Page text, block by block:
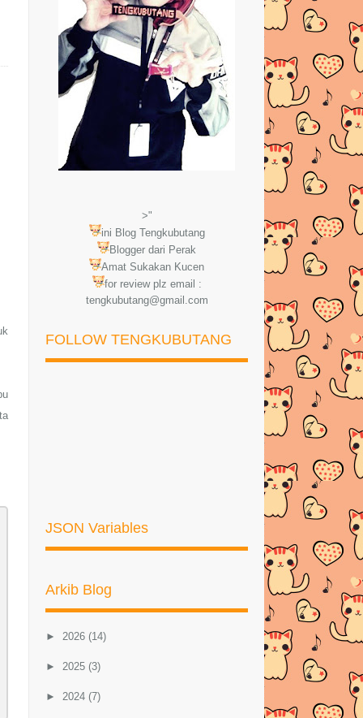
>"
ini Blog Tengkubutang
Blogger dari Perak
Amat Sukakan Kucen
for review plz email :
tengkubutang@gmail.com
FOLLOW TENGKUBUTANG
JSON Variables
Arkib Blog
► 2026 (14)
► 2025 (3)
► 2024 (7)